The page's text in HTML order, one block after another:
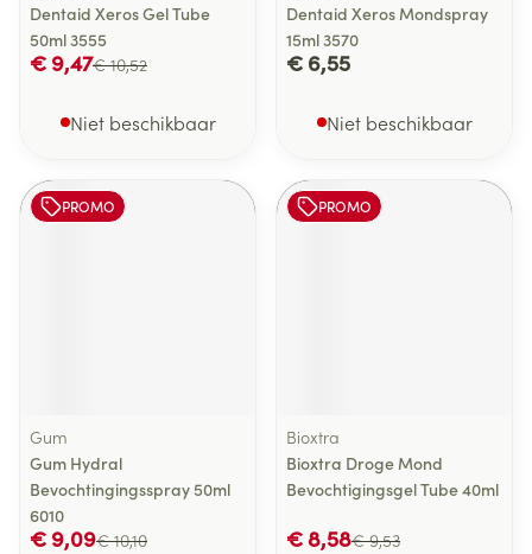
Dentaid Xeros Gel Tube
50ml 3555
€ 10,52
€ 9,47
Niet beschikbaar
Dentaid Xeros Mondspray
15ml 3570
€ 6,55
Niet beschikbaar
PROMO
Gum
Gum Hydral
Bevochtingingsspray 50ml
6010
€ 10,10
€ 9,09
PROMO
Bioxtra
Bioxtra Droge Mond
Bevochtigingsgel Tube 40ml
€ 9,53
€ 8,58